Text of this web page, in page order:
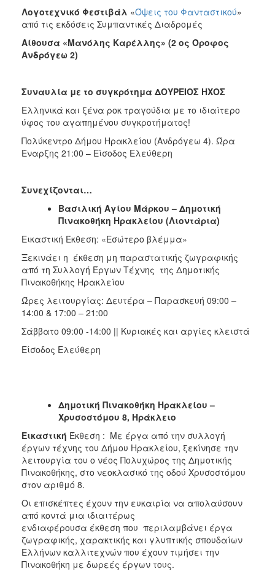
Λογοτεχνικό Φεστιβάλ «Όψεις του Φανταστικού»
από τις εκδόσεις Συμπαντικές Διαδρομές
Αίθουσα «Μανόλης Καρέλλης» (2 ος Όροφος
Ανδρόγεω 2)
Συναυλία με το συγκρότημα ΔΟΥΡΕΙΟΣ ΗΧΟΣ
Ελληνικά και ξένα ροκ τραγούδια με το ιδιαίτερο
ύφος του αγαπημένου συγκροτήματος!
Πολύκεντρο Δήμου Ηρακλείου (Ανδρόγεω 4). Ώρα
Έναρξης 21:00 – Είσοδος Ελεύθερη
Συνεχίζονται…
Βασιλική Αγίου Μάρκου – Δημοτική
Πινακοθήκη Ηρακλείου (Λιοντάρια)
Εικαστική Έκθεση: «Εσώτερο βλέμμα»
Ξεκινάει η έκθεση μη παραστατικής ζωγραφικής
από τη Συλλογή Έργων Τέχνης της Δημοτικής
Πινακοθήκης Ηρακλείου
Ώρες λειτουργίας: Δευτέρα – Παρασκευή 09:00 –
14:00 & 17:00 – 21:00
Σάββατο 09:00 -14:00 || Κυριακές και αργίες κλειστά
Είσοδος Ελεύθερη
Δημοτική Πινακοθήκη Ηρακλείου –
Χρυσοστόμου 8, Ηράκλειο
Εικαστική Έκθεση : Με έργα από την συλλογή
έργων τέχνης του Δήμου Ηρακλείου, ξεκίνησε την
λειτουργία του ο νέος Πολυχώρος της Δημοτικής
Πινακοθήκης, στο νεοκλασικό της οδού Χρυσοστόμου
στον αριθμό 8.
Οι επισκέπτες έχουν την ευκαιρία να απολαύσουν
από κοντά μια ιδιαιτέρως
ενδιαφέρουσα έκθεση που περιλαμβάνει έργα
ζωγραφικής, χαρακτικής και γλυπτικής σπουδαίων
Ελλήνων καλλιτεχνών που έχουν τιμήσει την
Πινακοθήκη με δωρεές έργων τους.